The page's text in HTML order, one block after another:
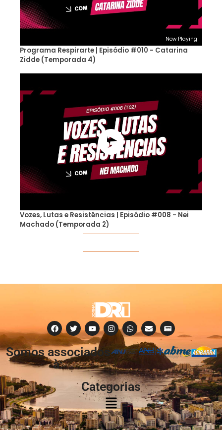
Now Playing
Programa Respirarte | Episódio #010 - Catarina
Zidde (Temporada 4)
Vozes, Lutas e Resistências | Episódio #008 - Nei
Machado (Temporada 2)
Somos associados
à:
Categorias